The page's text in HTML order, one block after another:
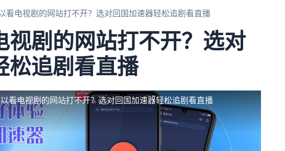
看电视剧的网站打不开？选对回国加速器轻松追剧看直播
视剧的网站打不开？选对
松追剧看直播
看电视剧的网站打不开？选对回国加速器轻松追剧看直播